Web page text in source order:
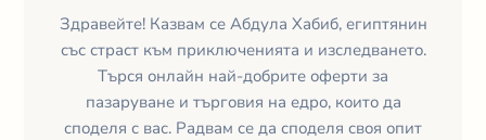
Здравейте! Казвам се Абдула Хабиб, египтянин
със страст към приключенията и изследването.
Търся онлайн най-добрите оферти за
пазаруване и търговия на едро, които да
споделя с вас. Радвам се да споделя своя опит